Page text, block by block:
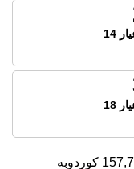
14
18
كوردوبه